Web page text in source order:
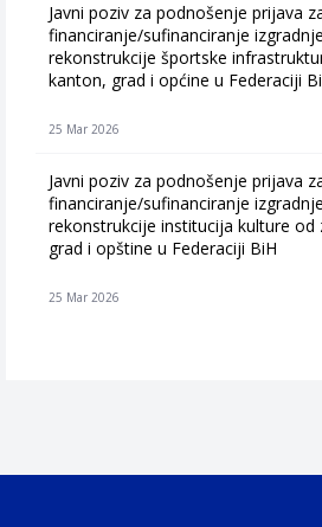
Javni poziv za podnošenje prijava
financiranje/sufinanciranje
rekonstrukcije športske
kanton, grad i općine u Federaciji
25 Mar 2026
Javni poziv za podnošenje prijava
financiranje/sufinanciranje
rekonstrukcije institucija kulture od
grad i opštine u Federaciji BiH
25 Mar 2026